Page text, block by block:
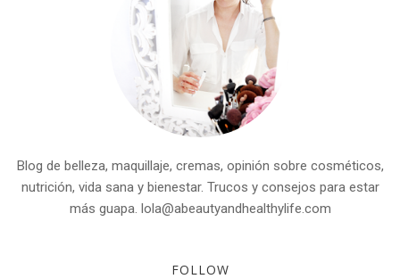
Blog de belleza, maquillaje, cremas, opinión sobre cosméticos,
nutrición, vida sana y bienestar. Trucos y consejos para estar
más guapa. lola@abeautyandhealthylife.com
FOLLOW